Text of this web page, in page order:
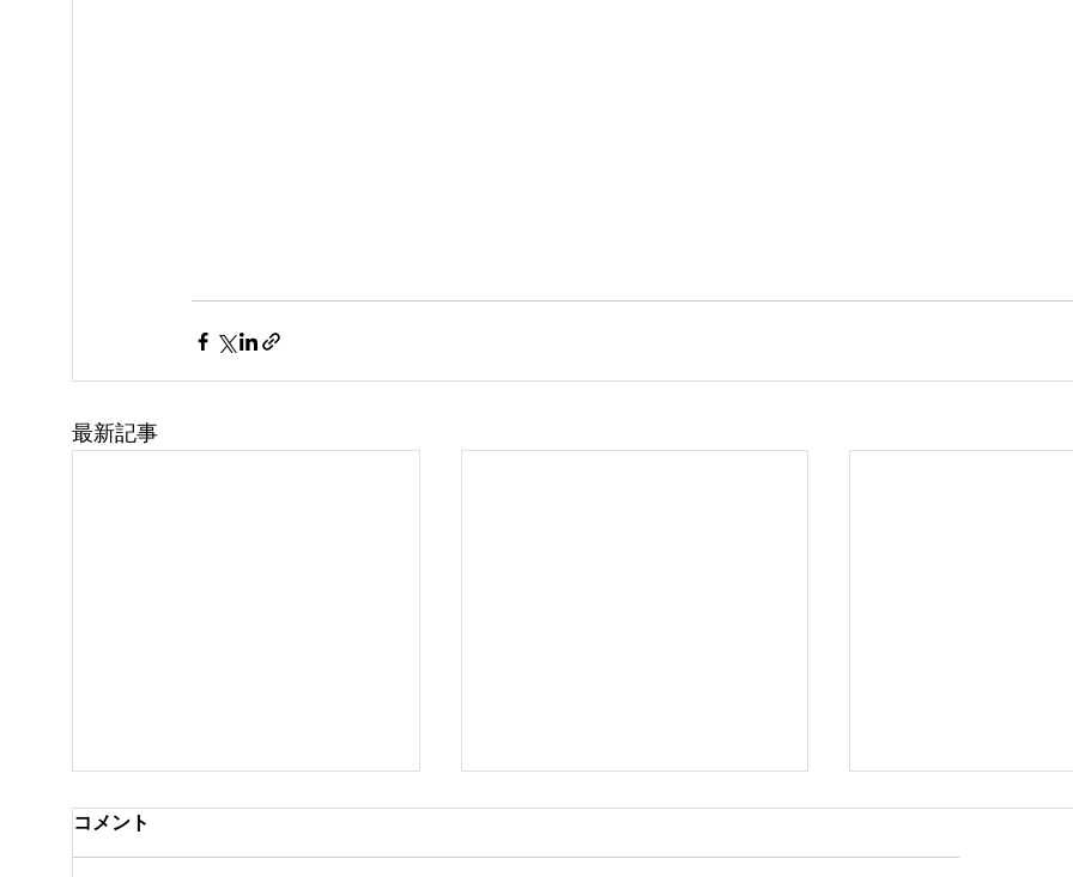
最新記事
コメント